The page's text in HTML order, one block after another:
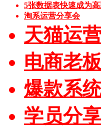
5张数据表快速成为
淘系运营分享会
天猫运
电商老
爆款系
学员分